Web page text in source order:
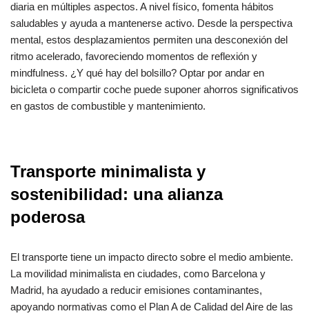
diaria en múltiples aspectos. A nivel físico, fomenta hábitos
saludables y ayuda a mantenerse activo. Desde la perspectiva
mental, estos desplazamientos permiten una desconexión del
ritmo acelerado, favoreciendo momentos de reflexión y
mindfulness. ¿Y qué hay del bolsillo? Optar por andar en
bicicleta o compartir coche puede suponer ahorros significativos
en gastos de combustible y mantenimiento.
Transporte minimalista y
sostenibilidad: una alianza
poderosa
El transporte tiene un impacto directo sobre el medio ambiente.
La movilidad minimalista en ciudades, como Barcelona y
Madrid, ha ayudado a reducir emisiones contaminantes,
apoyando normativas como el Plan A de Calidad del Aire de las